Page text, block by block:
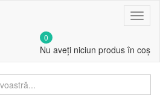
0
Nu aveți niciun produs în coș